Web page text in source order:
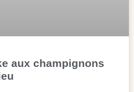
aux champignons